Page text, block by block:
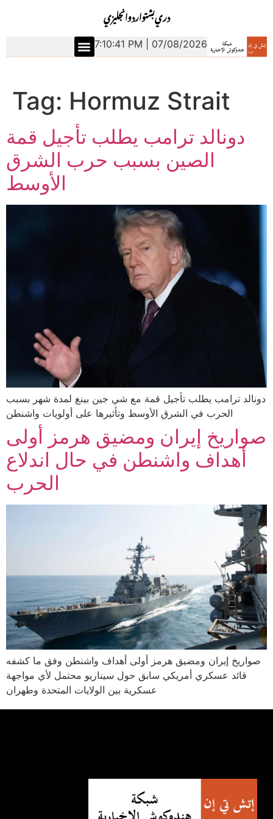
انجليزياردوبشتودري
7:10:42 PM | 07/08/2026
Tag: Hormuz Strait
دونالد ترامب يطلب تأجيل قمة
الصين بسبب حرب الشرق
الأوسط
دونالد ترامب يطلب تأجيل قمة مع شي جين بينغ لمدة شهر بسبب
الحرب في الشرق الأوسط وتأثيرها على أولويات واشنطن
صواريخ إيران ومضيق هرمز أولى
أهداف واشنطن في حال اندلاع
الحرب
صواريخ إيران ومضيق هرمز أولى أهداف واشنطن وفق ما كشفه
قائد عسكري أمريكي سابق حول سيناريو محتمل لأي مواجهة
عسكرية بين الولايات المتحدة وطهران